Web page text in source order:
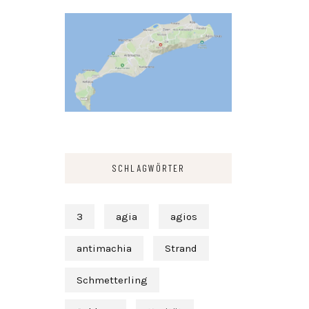
SCHLAGWÖRTER
3 agia agios
antimachia Strand
Schmetterling